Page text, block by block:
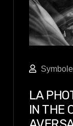
Symbole
LA
IN THE